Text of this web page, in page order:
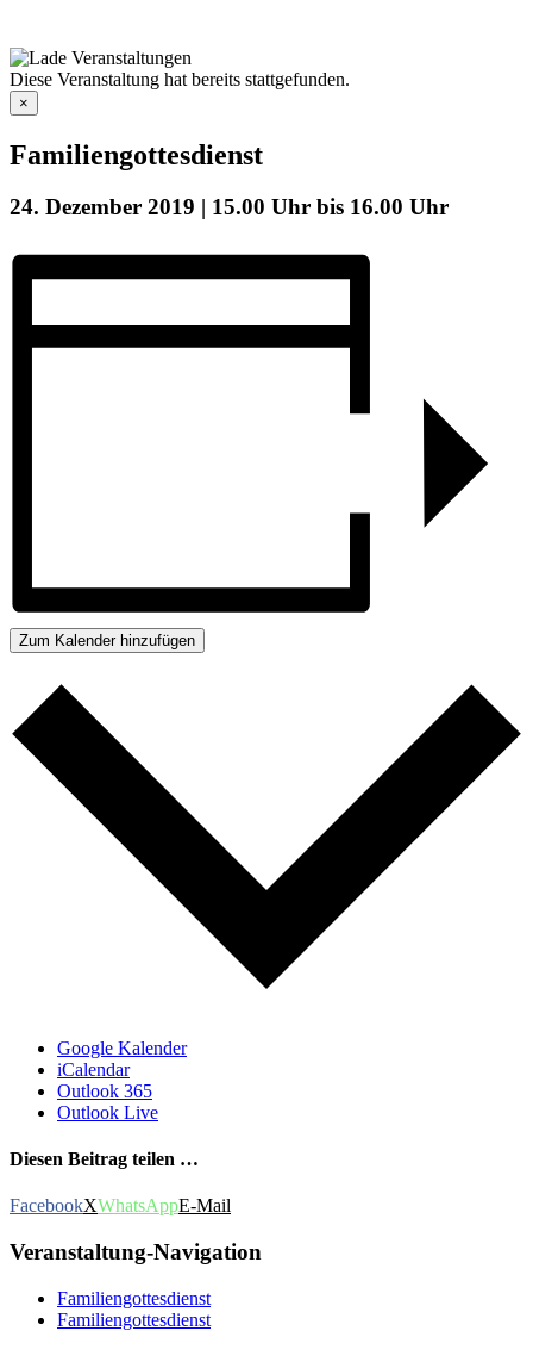
Diese Veranstaltung hat bereits stattgefunden.
×
Familiengottesdienst
24. Dezember 2019 | 15.00 Uhr bis 16.00 Uhr
Zum Kalender hinzufügen
Google Kalender
iCalendar
Outlook 365
Outlook Live
Diesen Beitrag teilen …
FacebookXWhatsAppE-Mail
Veranstaltung-Navigation
Familiengottesdienst
Familiengottesdienst